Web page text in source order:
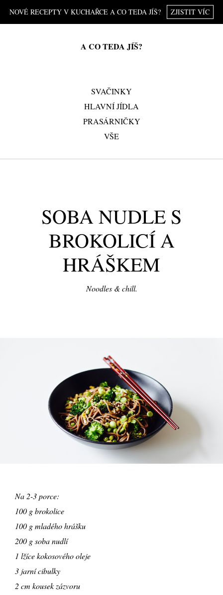
NOVÉ RECEPTY V KUCHAŘCE A CO TEDA JÍŠ? ZJISTIT VÍC
A CO TEDA JÍŠ?
SVAČINKY
HLAVNÍ JÍDLA
PRASÁRNIČKY
VŠE
SOBA NUDLE S
BROKOLICÍ A
HRÁŠKEM
Noodles & chill.
Na 2-3 porce:
100 g brokolice
100 g mladého hrášku
200 g soba nudlí
1 lžíce kokosového oleje
3 jarní cibulky
2 cm kousek zázvoru